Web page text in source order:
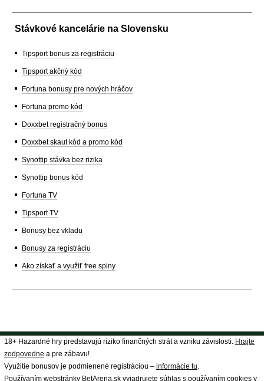
Stávkové kancelárie na Slovensku
Tipsport bonus za registráciu
Tipsport akčný kód
Fortuna bonusy pre nových hráčov
Fortuna promo kód
Doxxbet registračný bonus
Doxxbet skaut kód a promo kód
Synottip stávka bez rizika
Synottip bonus kód
Fortuna TV
Tipsport TV
Bonusy bez vkladu
Bonusy za registráciu
Ako získať a využiť free spiny
18+ Hazardné hry predstavujú riziko finančných strát a vzniku závislosti. Hrajte
zodpovedne a pre zábavu!
Využitie bonusov je podmienené registráciou – informácie tu.
Používaním webstránky BetArena.sk vyjadrujete súhlas s používaním cookies v